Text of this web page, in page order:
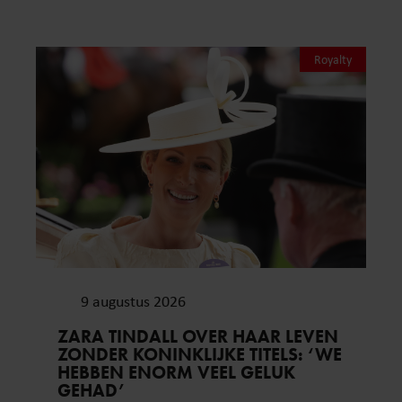
Royalty
9 augustus 2026
ZARA TINDALL OVER HAAR LEVEN
ZONDER KONINKLIJKE TITELS: ‘WE
HEBBEN ENORM VEEL GELUK
GEHAD’